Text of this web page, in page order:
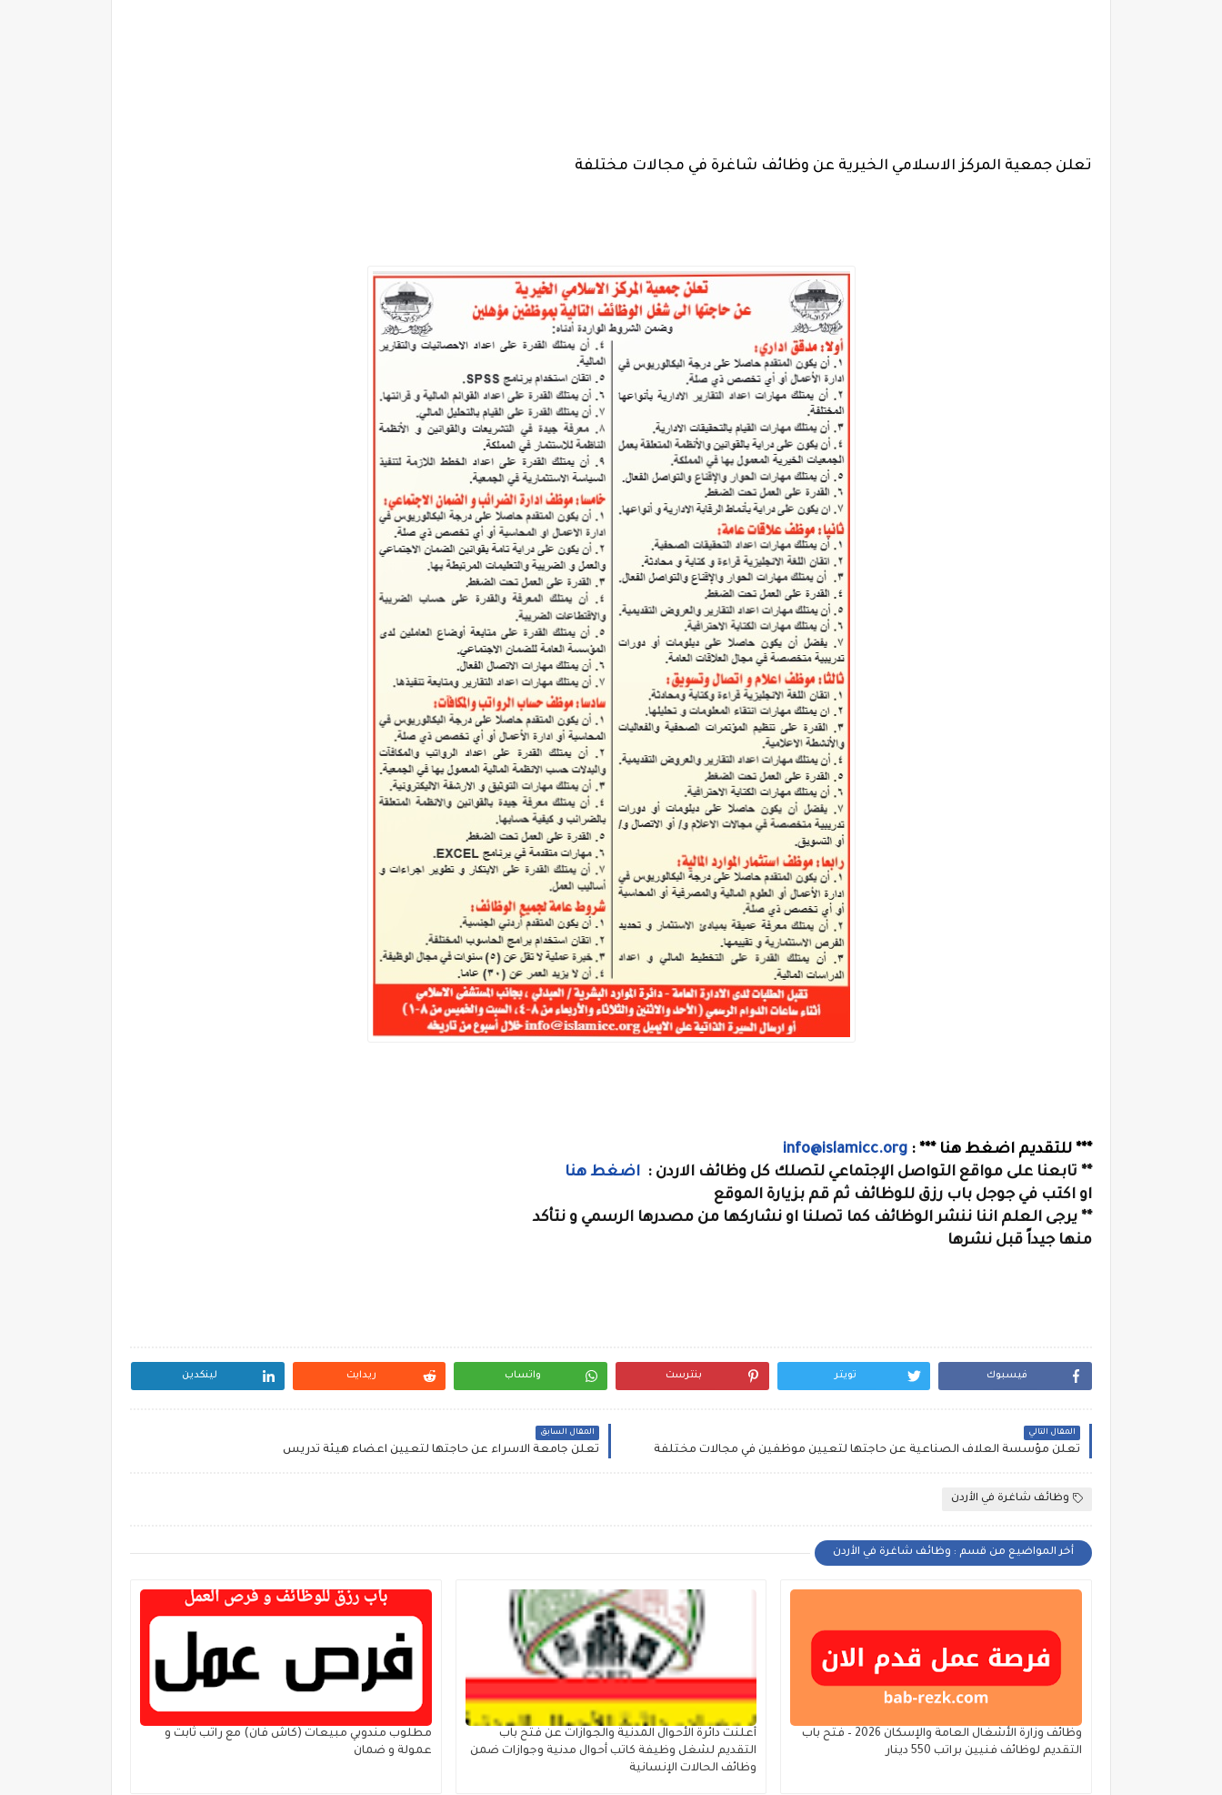
تعلن جمعية المركز الاسلامي الخيرية عن وظائف شاغرة في مجالات مختلفة
*** للتقديم اضغط هنا *** : info@islamicc.org
** تابعنا على مواقع التواصل الإجتماعي لتصلك كل وظائف الاردن : اضغط هنا
او اكتب في جوجل باب رزق للوظائف ثم قم بزيارة الموقع
** يرجى العلم اننا ننشر الوظائف كما تصلنا او نشاركها من مصدرها الرسمي و نتأكد
منها جيداً قبل نشرها
فيسبوك تويتر بنترست واتساب ريدايت لينكدين
المقال التالي
تعلن مؤسسة العلاف الصناعية عن حاجتها لتعيين موظفين في مجالات مختلفة
المقال السابق
تعلن جامعة الاسراء عن حاجتها لتعيين اعضاء هيئة تدريس
وظائف شاغرة في الأردن
أخر المواضيع من قسم : وظائف شاغرة في الأردن
وظائف وزارة الأشغال العامة والإسكان 2026 – فتح باب
التقديم لوظائف فنيين براتب 550 دينار
أعلنت دائرة الأحوال المدنية والجوازات عن فتح باب
التقديم لشغل وظيفة كاتب أحوال مدنية وجوازات ضمن
وظائف الحالات الإنسانية
مطلوب مندوبي مبيعات (كاش فان) مع راتب ثابت و
عمولة و ضمان